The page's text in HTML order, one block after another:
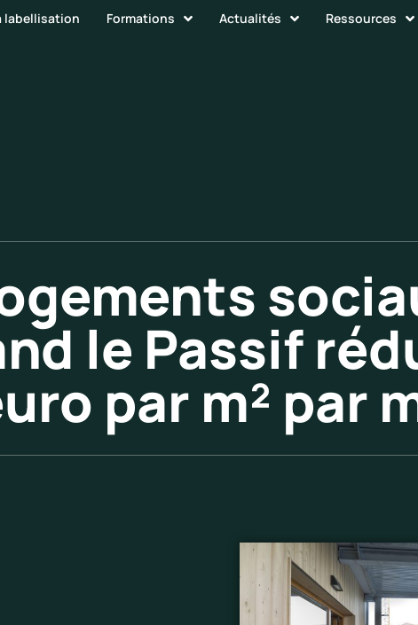
labellisation Formations Actualités Ressources
le Passif
par m² par